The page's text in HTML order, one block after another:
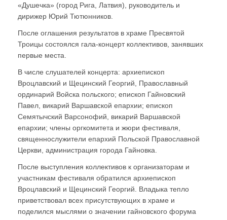
«Душечка» (город Рига, Латвия), руководитель и
дирижер Юрий Тютюнников.
После оглашения результатов в храме Пресвятой
Троицы состоялся гала-концерт коллективов, занявших
первые места.
В числе слушателей концерта: архиепископ
Вроцлавский и Щецинский Георгий, Православный
ординарий Войска польского; епископ Гайновский
Павел, викарий Варшавской епархии; епископ
Семятычский Варсонофий, викарий Варшавской
епархии; члены оргкомитета и жюри фестиваля,
священнослужители епархий Польской Православной
Церкви, администрация города Гайновка.
После выступления коллективов к организаторам и
участникам фестиваля обратился архиепископ
Вроцлавский и Щецинский Георгий. Владыка тепло
приветствовал всех присутствующих в храме и
поделился мыслями о значении гайновского форума